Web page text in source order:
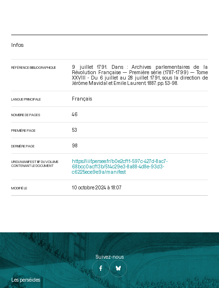
Infos
RÉFÉRENCE BIBLIOGRAPHIQUE
9 juillet 1791. Dans : Archives parlementaires de la
Révolution Française — Première série (1787-1799) — Tome
XXVIII - Du 6 juillet au 28 juillet 1791.
, sous la direction de
Jérôme Mavidal et Emile Laurent. 1887. pp. 53-98.
LANGUE PRINCIPALE Français
NOMBRE DE PAGES 46
PREMIÈRE PAGE 53
DERNIÈRE PAGE 98
URI DU MANIFEST IIIF DU VOLUME
CONTENANT LE DOCUMENT
https://iiif.persee.fr/b0e2cf11-597c-427d-8ac7-
68bcc0acf13b/514c29e3-8a88-4d8e-93d3-
c6225ece9e9a/manifest
MODIFIÉ LE 10 octobre 2024 à 18:07
Suivez-nous
Les perséides